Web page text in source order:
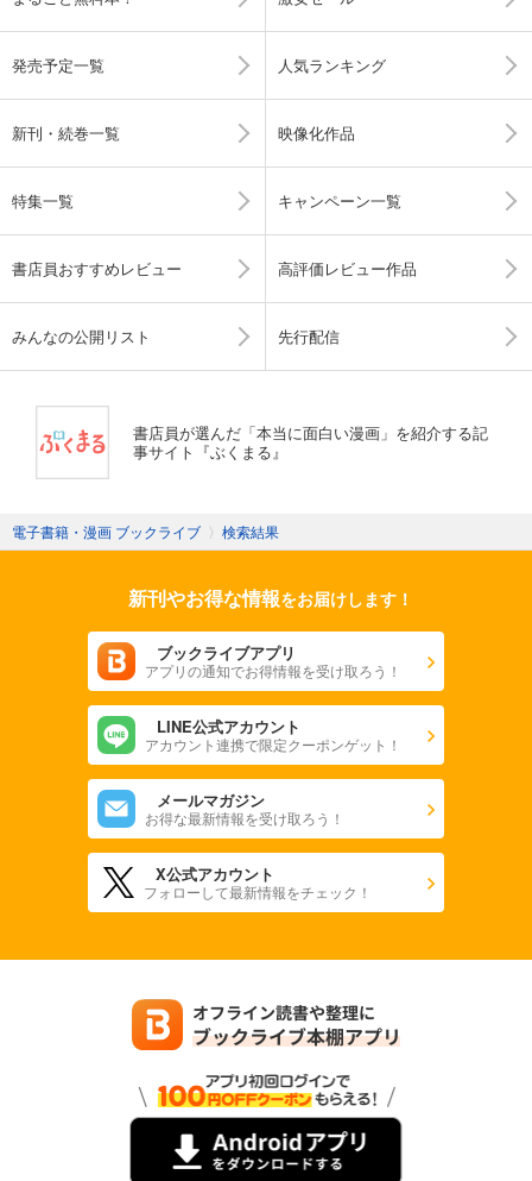
発売予定一覧 人気ランキング
新刊・続巻一覧 映像化作品
特集一覧 キャンペーン一覧
書店員おすすめレビュー 高評価レビュー作品
みんなの公開リスト 先行配信
書店員が選んだ「本当に面白い漫画」を紹介する記
事サイト『ぶくまる』
電子書籍・漫画 ブックライブ 〉 検索結果
新刊やお得な情報をお届けします！
ブックライブアプリ
アプリの通知でお得情報を受け取ろう！
LINE公式アカウント
アカウント連携で限定クーポンゲット！
メールマガジン
お得な最新情報を受け取ろう！
X公式アカウント
フォローして最新情報をチェック！